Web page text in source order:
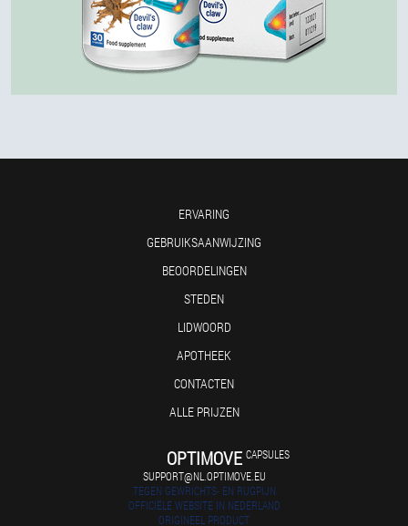
ERVARING
GEBRUIKSAANWIJZING
BEOORDELINGEN
STEDEN
LIDWOORD
APOTHEEK
CONTACTEN
ALLE PRIJZEN
OPTIMOVE CAPSULES
SUPPORT@NL.OPTIMOVE.EU
TEGEN GEWRICHTS- EN RUGPIJN
OFFICIËLE WEBSITE IN NEDERLAND
ORIGINEEL PRODUCT